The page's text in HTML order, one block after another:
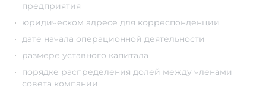
предприятия
юридическом адресе для корреспонденции
дате начала операционной деятельности
размере уставного капитала
порядке распределения долей между членами
совета компании